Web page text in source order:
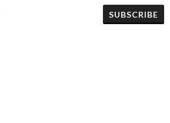
SUBSCRIBE